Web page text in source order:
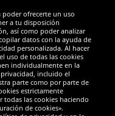
poder ofrecerte un uso
a tu disposición
así como poder analizar
datos con la ayuda de
personalizada. Al hacer
uso de todas las cookies
individualmente en la
incluido el
parte como por parte de
estrictamente
todas las cookies haciendo
de cookies».